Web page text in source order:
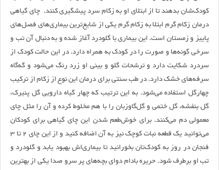
کودک‌شان بدهند تا از ابتلای او به زکام سرد پیشگیری کنند. چای گیاهی
درمان زکام گرم ابتلا به زکام گرم یکی از شایع‌ترین بیماری‌های فصل‌های
پاییز و زمستان است. این بیماری با گلودرد آغاز شده و به دنبال آن تب و
سرخی گونه‌ها و صورت را در کودک به همراه دارد. در این حالت کودک از
سردرد شکایت دارد و ترشحات گلو و بینی او زرد رنگ می‌شود و گه‌گاه
سرفه‌های خشک دارد. در طب سنتی برای درمان این نوع از زکام از ترکیب
چهارگل استفاده می‌شود. به این ترتیب که چهار گیاه دارویی گل پنیرک،
گل بنفشه، گل ختمی و گل‌گاوزبان را با هم مخلوط کرده و آن را مثل چای
معمولی دم می‌کنند. برای خوش‌طعم شدن این چای گیاهی برای کودکان
می‌توانید یک قطعه نبات کوچک نیز به آن اضافه کنید و از این چای 2 تا 3
فنجان در روز به کودک‌تان بخورانید تا بیماری‌اش بهبود یابد و گلودرد و
تب او برطرف شود. حریره بادام دوای بچه‌های پر سرو صدا یکی از بهترین